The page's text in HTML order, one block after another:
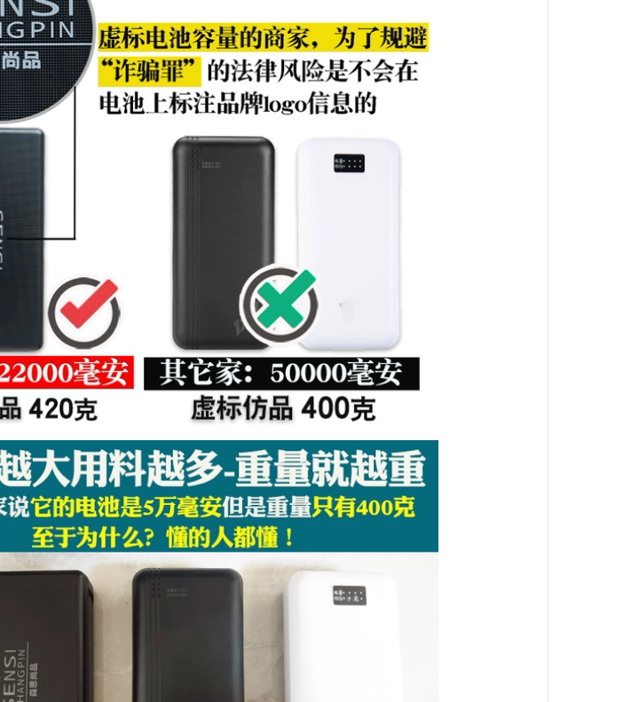
tay mỏng phần
thoáng khí domilai
nhà bếp phục vụ
khách sạn quần áo
làm việc màu trắng
quần áo đầu bếp nữ
áo đầu bếp nam
414,000
Điều hòa không khí
Quần áo điều hòa
không khí làm mát
mùa hè cotton
nguyên chất với
quần áo quạt cho
nam và nữ ngoài
trời công trường xây
dựng quần áo điện
lạnh quần áo quạt
điện đồng phục lao
động
Mùa hè sạc điều
hòa không khí quần
áo có quạt túi đá áo
ngoài trời nhiệt độ
cao quần áo bảo hộ
say nắng làm mát
quần áo lạnh ao
bao ho lao dong
973,000
Quần áo chống bụi,
quần áo chống bụi,
quần yếm chống bụi
chống tĩnh điện áo
tính điện